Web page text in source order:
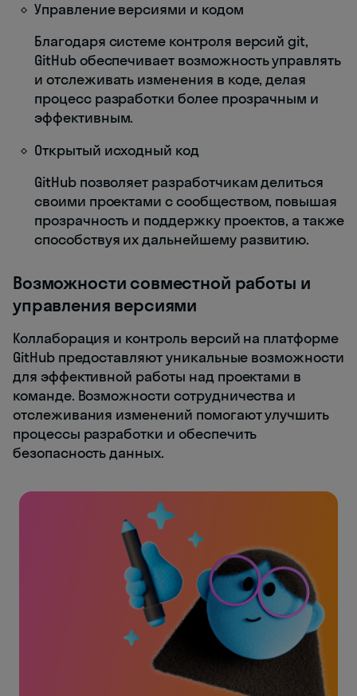
Управление версиями и кодом
Благодаря системе контроля версий git,
GitHub обеспечивает возможность управлять
и отслеживать изменения в коде, делая
процесс разработки более прозрачным и
эффективным.
Открытый исходный код
GitHub позволяет разработчикам делиться
своими проектами с сообществом, повышая
прозрачность и поддержку проектов, а также
способствуя их дальнейшему развитию.
Возможности совместной работы и
управления версиями
Коллаборация и контроль версий на платформе
GitHub предоставляют уникальные возможности
для эффективной работы над проектами в
команде. Возможности сотрудничества и
отслеживания изменений помогают улучшить
процессы разработки и обеспечить
безопасность данных.